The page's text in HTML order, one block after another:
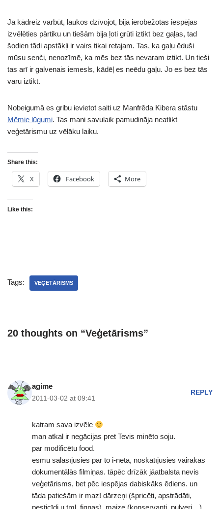
Ja kādreiz varbūt, laukos dzīvojot, bija ierobežotas iespējas
izvēlēties pārtiku un tiešām bija ļoti grūti iztikt bez gaļas, tad
šodien tādi apstākļi ir vairs tikai retajam. Tas, ka gaļu ēduši
mūsu senči, nenozīmē, ka mēs bez tās nevaram iztikt. Un tieši
tas arī ir galvenais iemesls, kādēļ es neēdu gaļu. Jo es bez tās
varu iztikt.
Nobeigumā es gribu ievietot saiti uz Manfrēda Kibera stāstu
Mēmie lūgumi. Tas mani savulaik pamudināja neatlikt
veģetārismu uz vēlāku laiku.
Share this:
X Facebook More
Like this:
Tags: VEĢETĀRISMS
20 thoughts on “Veģetārisms”
agime
2011-03-02 at 09:41
REPLY
katram sava izvēle
man atkal ir negācijas pret Tevis minēto soju.
par modificētu food.
esmu salasījusies par to i-netā, noskatījusies vairākas
dokumentālās filmiņas. tāpēc drīzāk jāatbalsta nevis
veģetārisms, bet pēc iespējas dabiskāks ēdiens. un
tāda patiešām ir maz! dārzeņi (špricēti, apstrādāti,
pesticīdi u.tml. figņas), maize (konservanti, pulveri…),